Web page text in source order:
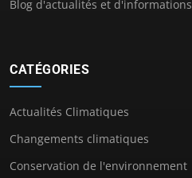
Blog d'actualités et d'informations
CATÉGORIES
Actualités Climatiques
Changements climatiques
Conservation de l'environnement